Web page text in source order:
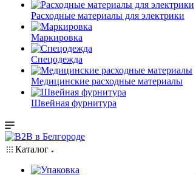
Расходные материалы для электрики
Маркировка
Спецодежда
Медицинские расходные материалы
Швейная фурнитура
Каталог